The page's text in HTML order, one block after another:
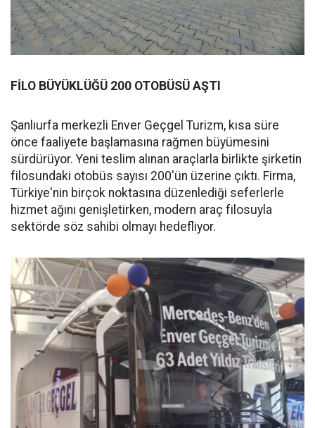
FİLO BÜYÜKLÜĞÜ 200 OTOBÜSÜ AŞTI
Şanlıurfa merkezli Enver Geçgel Turizm, kısa süre
önce faaliyete başlamasına rağmen büyümesini
sürdürüyor. Yeni teslim alınan araçlarla birlikte şirketin
filosundaki otobüs sayısı 200'ün üzerine çıktı. Firma,
Türkiye'nin birçok noktasına düzenlediği seferlerle
hizmet ağını genişletirken, modern araç filosuyla
sektörde söz sahibi olmayı hedefliyor.